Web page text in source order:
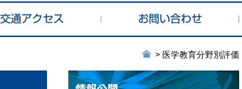
> 医学教育分野別評価